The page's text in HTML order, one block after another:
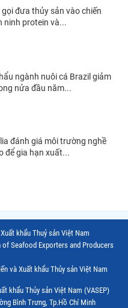
gọi đưa thủy sản vào chiến
ninh protein và...
ngành nuôi cá Brazil giảm
nửa đầu năm...
đánh giá môi trường nghề
để gia hạn xuất...
khẩu Thuỷ sản Việt Nam
Seafood Exporters and Producers
và Xuất khẩu Thủy sản Việt Nam
khẩu Thủy sản Việt Nam (VASEP)
Bình Trưng, Tp.Hồ Chí Minh